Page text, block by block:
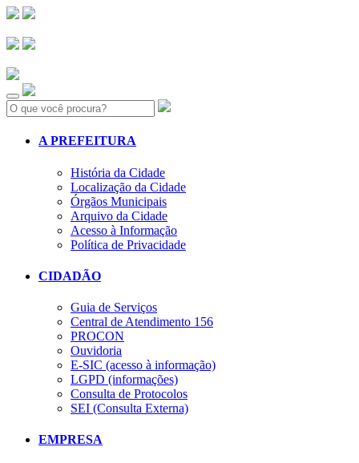
Search:
A PREFEITURA
História da Cidade
Localização da Cidade
Órgãos Municipais
Arquivo da Cidade
Acesso à Informação
Política de Privacidade
CIDADÃO
Guia de Serviços
Central de Atendimento 156
PROCON
Ouvidoria
E-SIC (acesso à informação)
LGPD (informações)
Consulta de Protocolos
SEI (Consulta Externa)
EMPRESA